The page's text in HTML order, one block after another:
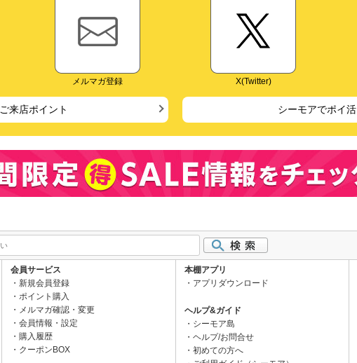
メルマガ登録 X(Twitter)
ご来店ポイント シーモアでポイ活
会員サービス
新規会員登録
ポイント購入
メルマガ確認・変更
会員情報・設定
購入履歴
クーポンBOX
本棚アプリ
アプリダウンロード
ヘルプ&ガイド
シーモア島
ヘルプ/お問合せ
初めての方へ